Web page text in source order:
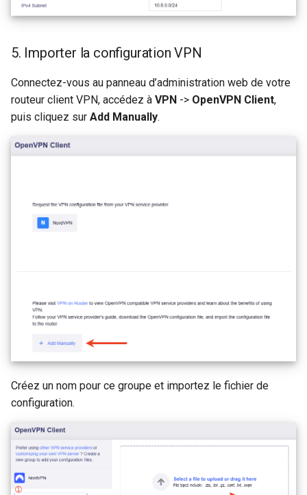
5. Importer la configuration VPN
Connectez-vous au panneau d’administration web de votre
routeur client VPN, accédez à VPN -> OpenVPN Client,
puis cliquez sur Add Manually.
Créez un nom pour ce groupe et importez le fichier de
configuration.